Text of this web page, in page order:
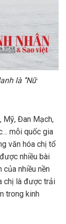
là ‘’Nữ
Mỹ, Đan Mạch,
mỗi quốc gia
văn hóa chị tổ
nhiều bài
của nhiều nền
chị là được trải
trong kinh